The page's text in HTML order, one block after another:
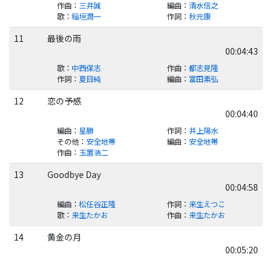
作曲： 三井誠 編曲： 清水信之
歌： 稲垣潤一 作詞： 秋元康
11
最後の雨
00:04:43
歌： 中西保志 作曲： 都志見隆
作詞： 夏目純 編曲： 富田素弘
12
恋の予感
00:04:40
編曲： 星勝 作詞： 井上陽水
その他： 安全地帯 編曲： 安全地帯
作曲： 玉置浩二
13
Goodbye Day
00:04:58
編曲： 松任谷正隆 作詞： 来生えつこ
歌： 来生たかお 作曲： 来生たかお
14
黄金の月
00:05:20